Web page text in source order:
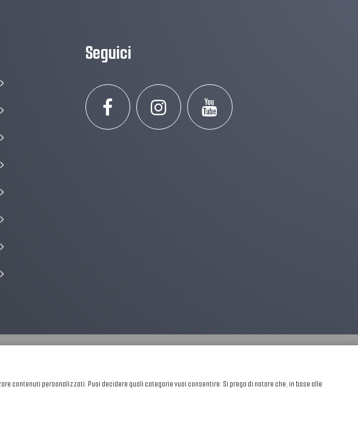
Seguici
contenuti personalizzati. Puoi decidere quali categorie vuoi consentire. Si prega di notare che, in base alle